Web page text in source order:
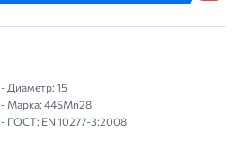
- Диаметр: 15
- Марка: 44SMn28
- ГОСТ: EN 10277-3:2008